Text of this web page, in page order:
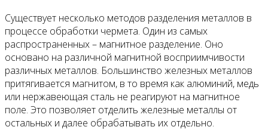
Существует несколько методов разделения металлов в
процессе обработки чермета. Один из самых
распространенных – магнитное разделение. Оно
основано на различной магнитной восприимчивости
различных металлов. Большинство железных металлов
притягивается магнитом, в то время как алюминий, медь
или нержавеющая сталь не реагируют на магнитное
поле. Это позволяет отделить железные металлы от
остальных и далее обрабатывать их отдельно.